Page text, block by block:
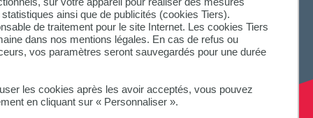
ainsi que de publicités (cookies Tiers).
de traitement pour le site Internet. Les cookies Tiers
dans nos mentions légales. En cas de refus ou
vos paramètres seront sauvegardés pour une durée
les cookies après les avoir acceptés, vous pouvez
en cliquant sur « Personnaliser ».